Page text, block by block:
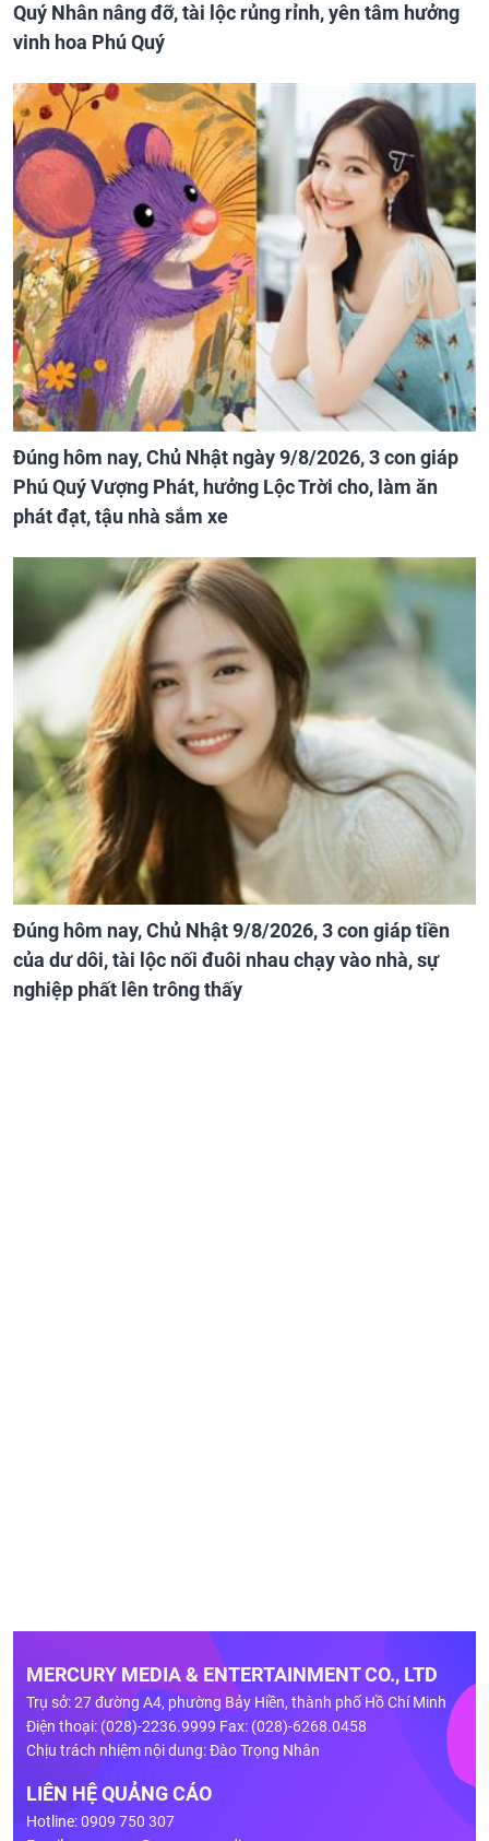
Quý Nhân nâng đỡ, tài lộc rủng rỉnh, yên tâm hưởng
vinh hoa Phú Quý
Đúng hôm nay, Chủ Nhật ngày 9/8/2026, 3 con giáp
Phú Quý Vượng Phát, hưởng Lộc Trời cho, làm ăn
phát đạt, tậu nhà sắm xe
Đúng hôm nay, Chủ Nhật 9/8/2026, 3 con giáp tiền
của dư dôi, tài lộc nối đuôi nhau chạy vào nhà, sự
nghiệp phất lên trông thấy
MERCURY MEDIA & ENTERTAINMENT CO., LTD
Trụ sở: 27 đường A4, phường Bảy Hiền, thành phố Hồ Chí Minh
Điện thoại: (028)-2236.9999 Fax: (028)-6268.0458
Chịu trách nhiệm nội dung: Đào Trọng Nhân
LIÊN HỆ QUẢNG CÁO
Hotline: 0909 750 307